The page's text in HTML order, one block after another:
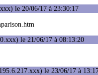
le 20/06/17 à 23:30:17
le 21/06/17 à 08:13:20
le 23/06/17 à